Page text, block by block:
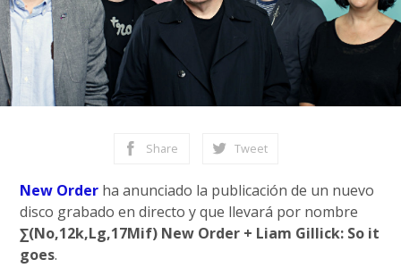
Share Tweet
New Order ha anunciado la publicación de un nuevo
disco grabado en directo y que llevará por nombre
∑(No,12k,Lg,17Mif) New Order + Liam Gillick: So it
goes.